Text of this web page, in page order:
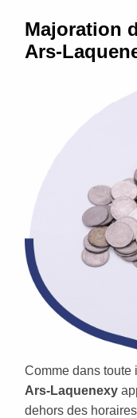
Majoration
Ars-
Comme dans toute
Ars-Laquenexy
dehors des